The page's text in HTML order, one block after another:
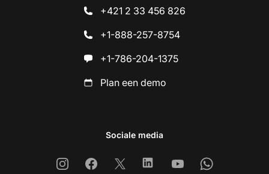
+421 2 33 456 826
+1-888-257-8754
+1-786-204-1375
Plan een demo
Sociale media
InstagramFacebook
X LinkedinYoutubeWhatsapp